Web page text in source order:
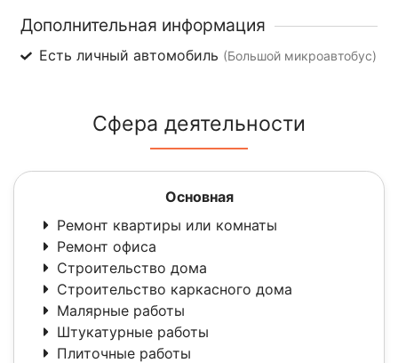
Дополнительная информация
Есть личный автомобиль (Большой микроавтобус)
Сфера деятельности
Основная
Ремонт квартиры или комнаты
Ремонт офиса
Строительство дома
Строительство каркасного дома
Малярные работы
Штукатурные работы
Плиточные работы